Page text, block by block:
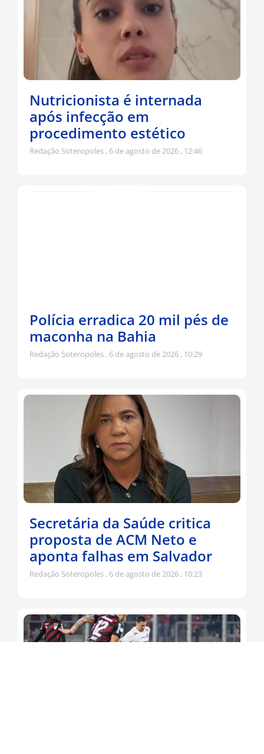
Nutricionista é internada
após infecção em
procedimento estético
Redação Soteropoles 6 de agosto de 2026 12:46
Polícia erradica 20 mil pés de
maconha na Bahia
Redação Soteropoles 6 de agosto de 2026 10:29
Secretária da Saúde critica
proposta de ACM Neto e
aponta falhas em Salvador
Redação Soteropoles 6 de agosto de 2026 10:23